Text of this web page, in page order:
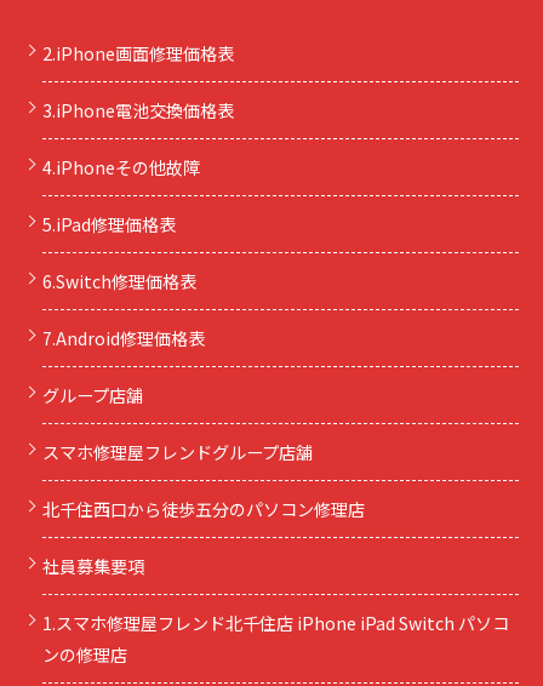
2.iPhone画面修理価格表
3.iPhone電池交換価格表
4.iPhoneその他故障
5.iPad修理価格表
6.Switch修理価格表
7.Android修理価格表
グループ店舗
スマホ修理屋フレンドグループ店舗
北千住西口から徒歩五分のパソコン修理店
社員募集要項
1.スマホ修理屋フレンド北千住店 iPhone iPad Switch パソコ
ンの修理店